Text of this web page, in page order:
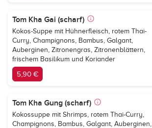
Tom Kha Gai (scharf)
Kokos-Suppe mit Hühnerfleisch, rotem Thai-
Curry, Champignons, Bambus, Galgant,
Auberginen, Zitronengras, Zitronenblättern,
frischem Basilikum und Koriander
5,90 €
Tom Kha Gung (scharf)
Kokossuppe mit Shrimps, rotem Thai-Curry,
Champignons, Bambus, Galgant, Auberginen,